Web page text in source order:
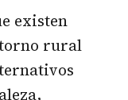
existen
rural